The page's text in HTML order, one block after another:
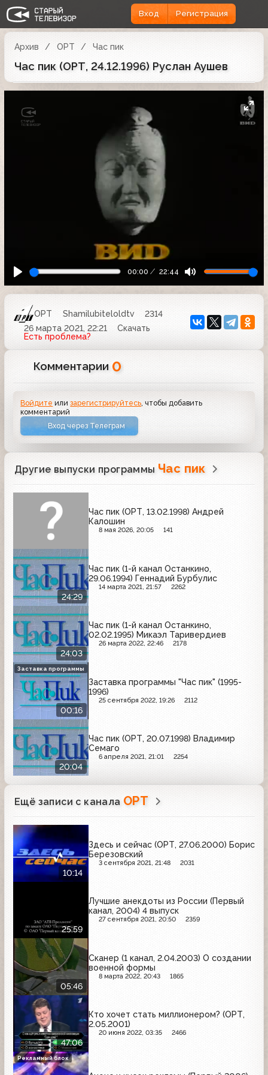
Вход Регистрация
Архив ОРТ Час пик
Час пик (ОРТ, 24.12.1996) Руслан Аушев
00:00 22:44
ОРТ Shamilubiteloldtv
2314
26 марта 2021, 22:21
Скачать
Есть проблема?
Комментарии 0
Войдите илизарегистрируйтесь, чтобы добавить
комментарий
Вход через Телеграм
Другие выпуски программы Час пик
Час пик (ОРТ, 13.02.1998) Андрей
Калошин
8 мая 2026, 20:05 141
24:29
Час пик (1-й канал Останкино,
29.06.1994) Геннадий Бурбулис
14 марта 2021, 21:57 2262
24:03
Час пик (1-й канал Останкино,
02.02.1995) Микаэл Таривердиев
26 марта 2022, 22:46 2178
00:16
Заставка программы "Час пик" (1995-
1996)
25 сентября 2022, 19:26 2112
Заставка программы
20:04
Час пик (ОРТ, 20.07.1998) Владимир
Семаго
6 апреля 2021, 21:01 2254
Ещё записи с канала ОРТ
10:14
Здесь и сейчас (ОРТ, 27.06.2000) Борис
Березовский
3 сентября 2021, 21:48 2031
25:59
Лучшие анекдоты из России (Первый
канал, 2004) 4 выпуск
27 сентября 2021, 20:50 2359
05:46
Сканер (1 канал, 2.04.2003) О создании
военной формы
8 марта 2022, 20:43 1865
47:06
Кто хочет стать миллионером? (ОРТ,
2.05.2001)
20 июня 2022, 03:35 2466
Рекламный блок